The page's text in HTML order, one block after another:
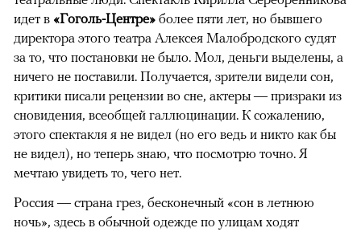
идет в «Гоголь-Центре» более пяти лет, но бывшего
директора этого театра Алексея Малобродского судят
за то, что постановки не было. Мол, деньги выделены, а
ничего не поставили. Получается, зрители видели сон,
критики писали рецензии во сне, актеры — призраки из
сновидения, всеобщей галлюцинации. К сожалению,
этого спектакля я не видел (но его ведь и никто как бы
не видел), но теперь знаю, что посмотрю точно. Я
мечтаю увидеть то, чего нет.
Россия — страна грез, бесконечный «сон в летнюю
ночь», здесь в обычной одежде по улицам ходят